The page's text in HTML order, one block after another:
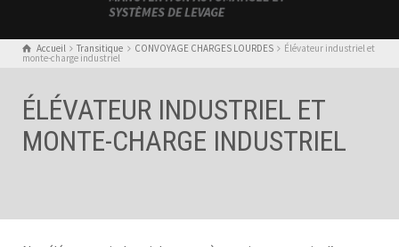
Accueil Transitique CONVOYAGE CHARGES LOURDES Élévateur industriel et
monte-charge industriel
ÉLÉVATEUR INDUSTRIEL ET
MONTE-CHARGE INDUSTRIEL